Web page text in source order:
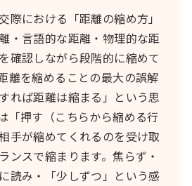
際における「距離の縮め方」
・言語的な距離・物理的な距
確認しながら段階的に縮めて
離を縮めることの最大の誤解
れば距離は縮まる」という思
「押す（こちらから縮める行
手が縮めてくれるのを受け取
ンスで縮まります。焦らず・
読み・「少しずつ」という感